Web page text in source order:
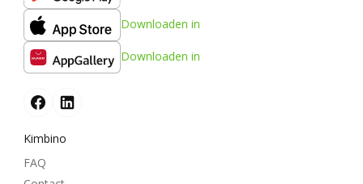
Downloaden in
Downloaden in
Kimbino
FAQ